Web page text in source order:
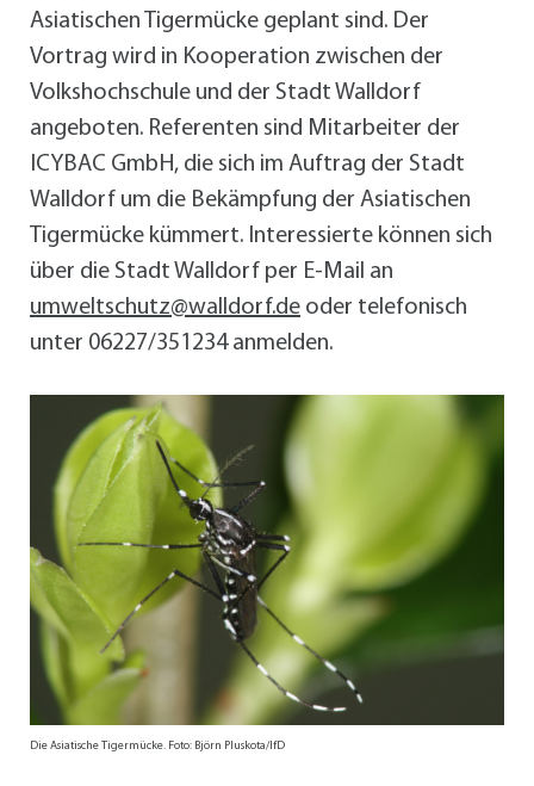
Asiatischen Tigermücke geplant sind. Der
Vortrag wird in Kooperation zwischen der
Volkshochschule und der Stadt Walldorf
angeboten. Referenten sind Mitarbeiter der
ICYBAC GmbH, die sich im Auftrag der Stadt
Walldorf um die Bekämpfung der Asiatischen
Tigermücke kümmert. Interessierte können sich
über die Stadt Walldorf per E-Mail an
umweltschutz@walldorf.de oder telefonisch
unter 06227/351234 anmelden.
Die Asiatische Tigermücke. Foto: Björn Pluskota/IfD